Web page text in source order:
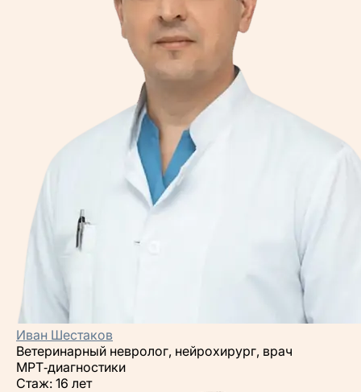
Иван Шестаков
Ветеринарный невролог, нейрохирург, врач
МРТ‑диагностики
Стаж: 16 лет